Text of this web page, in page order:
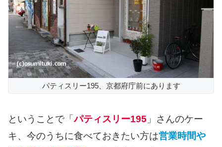
パティスリー195、京都府庁前にあります
ということで「パティスリー195 」さんのケー
キ、今のうちに食べておきたい方は営業時間や